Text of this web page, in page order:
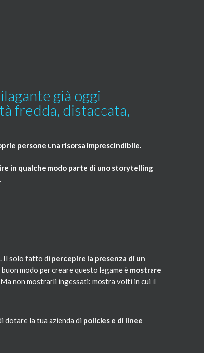
già oggi
fredda, distaccata,
persone una risorsa imprescindibile.
in qualche modo parte di uno storytelling
. Il solo fatto di percepire la presenza di un
buon modo per creare questo legame è mostrare
non mostrarli ingessati: mostra volti in cui il
dotare la tua azienda di policies e di linee